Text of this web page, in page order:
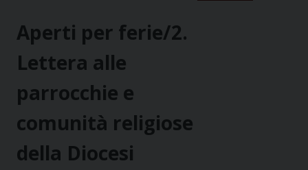
Aperti per ferie/2.
Lettera alle
parrocchie e
comunità religiose
della Diocesi